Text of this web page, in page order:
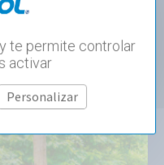
NOVEDADES
te permite controlar
activar
Personalizar